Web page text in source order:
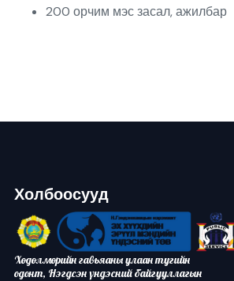
200 орчим мэс засал, ажилбар
Холбоосууд
Хөдөлмөрийн гавьяаны улаан тугийн
одонт, Нэгдсэн үндэсний байгууллагын